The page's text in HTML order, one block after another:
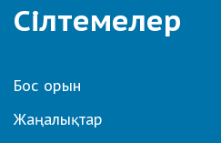
Сілтемелер
Бос орын
Жаңалықтар